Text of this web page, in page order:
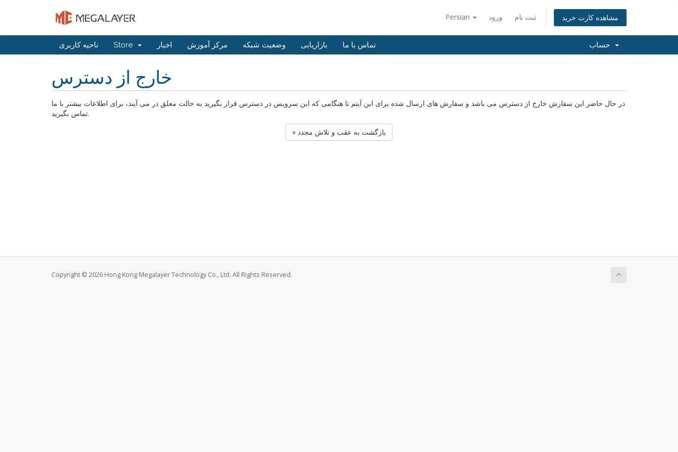
Persian ورود ثبت نام مشاهده کارت خرید
ناحیه کاربری Store اخبار مرکز آموزش وضعیت شبکه بازاریابی تماس با ما
خارج از دسترس
در حال حاضر این سفارش خارج از دسترس می باشد و سفارش های ارسال شده برای این آیتم تا هنگامی که این سرویس در دسترس قرار بگیرید به حالت معلق در می آیند، برای اطلاعات بیشتر با ما
تماس بگیرید.
« بازگشت به عقب و تلاش مجدد
Copyright © 2026 Hong Kong Megalayer Technology Co., Ltd. All Rights Reserved.